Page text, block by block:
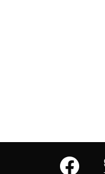
facebook